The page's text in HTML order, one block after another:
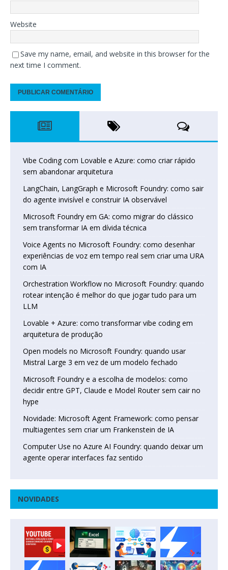
Website
Save my name, email, and website in this browser for the
next time I comment.
Vibe Coding com Lovable e Azure: como criar rápido
sem abandonar arquitetura
LangChain, LangGraph e Microsoft Foundry: como sair
do agente invisível e construir IA observável
Microsoft Foundry em GA: como migrar do clássico
sem transformar IA em dívida técnica
Voice Agents no Microsoft Foundry: como desenhar
experiências de voz em tempo real sem criar uma URA
com IA
Orchestration Workflow no Microsoft Foundry: quando
rotear intenção é melhor do que jogar tudo para um
LLM
Lovable + Azure: como transformar vibe coding em
arquitetura de produção
Open models no Microsoft Foundry: quando usar
Mistral Large 3 em vez de um modelo fechado
Microsoft Foundry e a escolha de modelos: como
decidir entre GPT, Claude e Model Router sem cair no
hype
Novidade: Microsoft Agent Framework: como pensar
multiagentes sem criar um Frankenstein de IA
Computer Use no Azure AI Foundry: quando deixar um
agente operar interfaces faz sentido
NOVIDADES